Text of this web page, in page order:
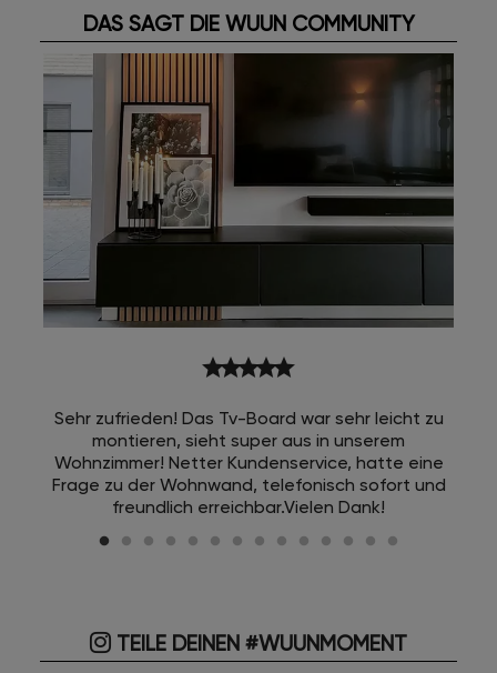
DAS SAGT DIE WUUN COMMUNITY
starstarstarstarstar
Sehr zufrieden! Das Tv-Board war sehr leicht zu
montieren, sieht super aus in unserem
Wohnzimmer! Netter Kundenservice, hatte eine
Frage zu der Wohnwand, telefonisch sofort und
freundlich erreichbar.Vielen Dank!
TEILE DEINEN #WUUNMOMENT